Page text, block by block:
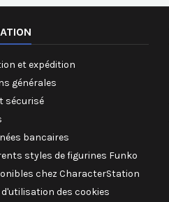
et expédition
générales
sécurisé
bancaires
styles de figurines Funko
chez CharacterStation
des cookies